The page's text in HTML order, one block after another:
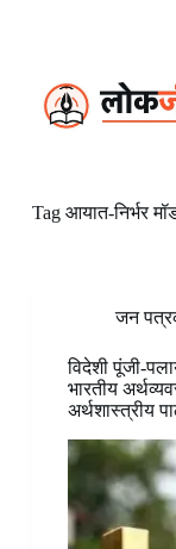
Tagआयात-निर्भर
जन
विदेशी पूंजी-
भारतीय
अर्थशास्त्रीय